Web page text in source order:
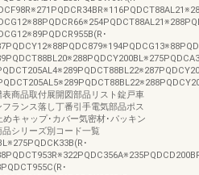
･
商品取付展開図部品リスト錠戸車
フランス落し丁番引手電気部品ポス
めキャップ･カバー気密材･パッキン
シリーズ別コード一覧
･
･